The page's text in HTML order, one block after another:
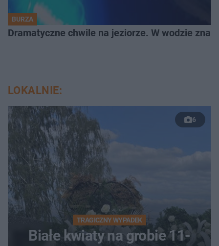
BURZA
Dramatyczne chwile na jeziorze. W wodzie
LOKALNIE:
6
TRAGICZNY WYPADEK
Białe kwiaty na grobie 11-